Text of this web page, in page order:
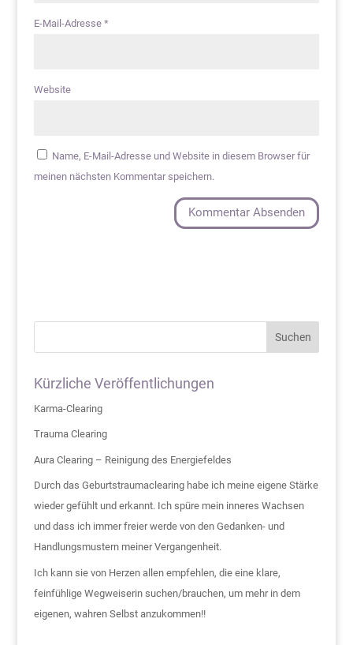
E-Mail-Adresse *
Website
Name, E-Mail-Adresse und Website in diesem Browser für
meinen nächsten Kommentar speichern.
Suchen
Kürzliche Veröffentlichungen
Karma-Clearing
Trauma Clearing
Aura Clearing – Reinigung des Energiefeldes
Durch das Geburtstraumaclearing habe ich meine eigene Stärke
wieder gefühlt und erkannt. Ich spüre mein inneres Wachsen
und dass ich immer freier werde von den Gedanken- und
Handlungsmustern meiner Vergangenheit.
Ich kann sie von Herzen allen empfehlen, die eine klare,
feinfühlige Wegweiserin suchen/brauchen, um mehr in dem
eigenen, wahren Selbst anzukommen!!